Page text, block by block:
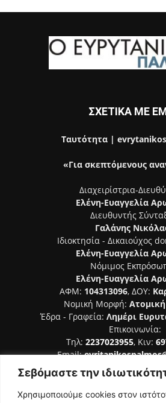
Σεβόμαστε την
Χρησιμοποιούμε cookies στον
ΣΧΕΤΙΚΑ ΜΕ
Ταυτότητα |
«Για σκεπτόμενους
Διαχειρίστρια-
Ελένη-Ευαγγελία
Διευθυντής
Γαλάνης
Ιδιοκτησία - Δικαιούχος
Ελένη-Ευαγγελία
Νόμιμος
Ελένη-Ευαγγελία
ΑΦΜ: 104313096, ΔΟΥ:
Νομική Μορφή:
Έδρα - Γραφεία: Λημέρι
Επικοινωνία:
Τηλ: 2237023955, Κιν:
Email: